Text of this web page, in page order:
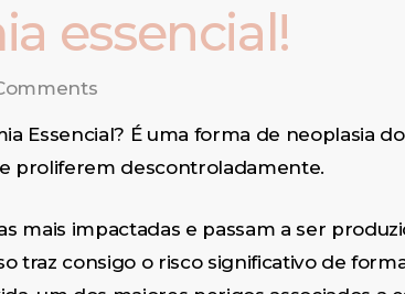
essencial!
Essencial? É uma forma de neoplasia
proliferem descontroladamente.
mais impactadas e passam a ser
traz consigo o risco significativo de